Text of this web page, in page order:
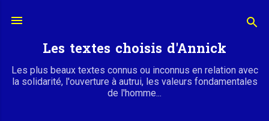
Les textes choisis d'Annick
Les plus beaux textes connus ou inconnus en relation avec
la solidarité, l'ouverture à autrui, les valeurs fondamentales
de l'homme...